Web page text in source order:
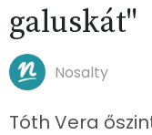
galuskát"
Nosalty
Tóth Vera